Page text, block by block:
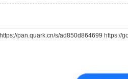
https://pan.quark.cn/s/ad850d864699 https://